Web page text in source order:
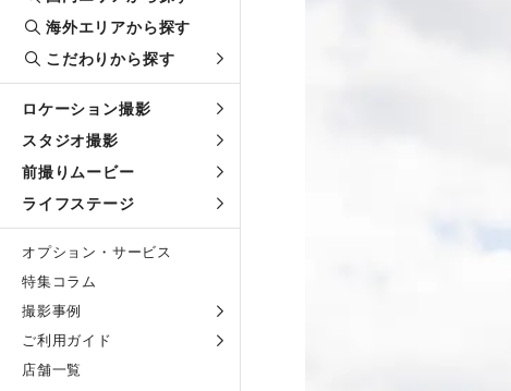
海外エリアから探す
こだわりから探す
ロケーション撮影
スタジオ撮影
前撮りムービー
ライフステージ
オプション・サービス
特集コラム
撮影事例
ご利用ガイド
店舗一覧